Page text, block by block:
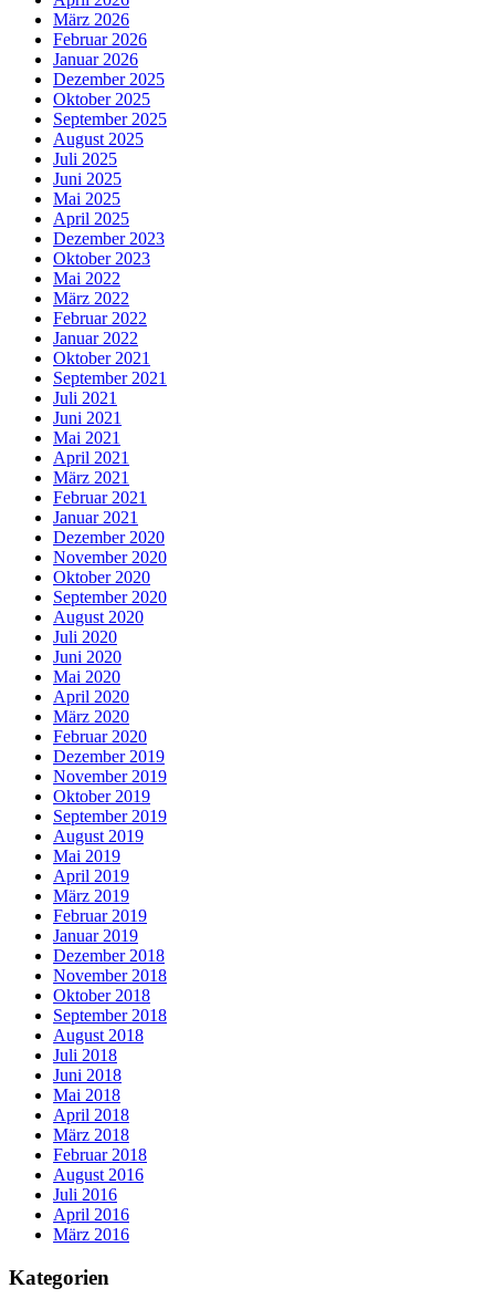
März 2026
Februar 2026
Januar 2026
Dezember 2025
Oktober 2025
September 2025
August 2025
Juli 2025
Juni 2025
Mai 2025
April 2025
Dezember 2023
Oktober 2023
Mai 2022
März 2022
Februar 2022
Januar 2022
Oktober 2021
September 2021
Juli 2021
Juni 2021
Mai 2021
April 2021
März 2021
Februar 2021
Januar 2021
Dezember 2020
November 2020
Oktober 2020
September 2020
August 2020
Juli 2020
Juni 2020
Mai 2020
April 2020
März 2020
Februar 2020
Dezember 2019
November 2019
Oktober 2019
September 2019
August 2019
Mai 2019
April 2019
März 2019
Februar 2019
Januar 2019
Dezember 2018
November 2018
Oktober 2018
September 2018
August 2018
Juli 2018
Juni 2018
Mai 2018
April 2018
März 2018
Februar 2018
August 2016
Juli 2016
April 2016
März 2016
Kategorien